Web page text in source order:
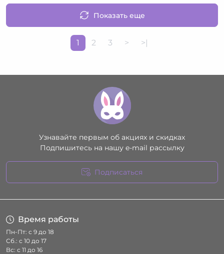
Показать еще
1 2 3 > >|
Узнавайте первым об акциях и скидках
Подпишитесь на нашу e-mail рассылку
Подписаться
Время работы
Пн-Пт: с 9 до 18
Сб.: с 10 до 17
Вс: с 11 до 16